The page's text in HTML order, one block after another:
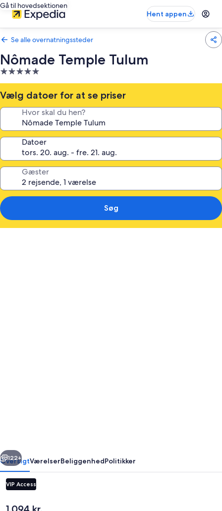
Gå til hovedsektionen
Hent appen
Se alle overnatningssteder
Nômade Temple Tulum
5.0-
stjernet
overnatningssted
Vælg datoer for at se priser
Hvor skal du hen?
Datoer
Gæster
Søg
Næste
122+
OversigtVærelserBeliggenhedPolitikker
VIP Access
Den